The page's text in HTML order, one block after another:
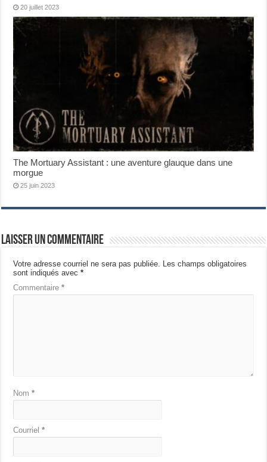
20 juillet 2023
The Mortuary Assistant : une aventure glauque dans une
morgue
25 juin 2023
Laisser un commentaire
Votre adresse courriel ne sera pas publiée. Les champs obligatoires
sont indiqués avec*
Commentaire*
Nom*
Courriel*